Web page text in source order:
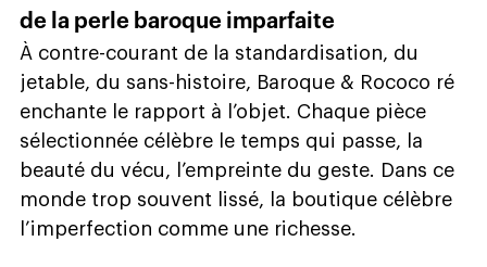
de la perle baroque imparfaite
À contre-courant de la standardisation, du
jetable, du sans-histoire, Baroque & Rococo ré
enchante le rapport à l’objet. Chaque pièce
sélectionnée célèbre le temps qui passe, la
beauté du vécu, l’empreinte du geste. Dans ce
monde trop souvent lissé, la boutique célèbre
l’imperfection comme une richesse.